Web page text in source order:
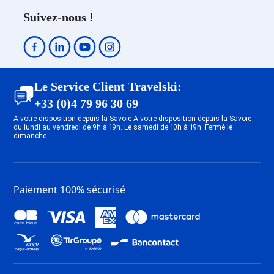
Location Plan Peisey
Location Plagne - Belle Plagne
Location Plagne Bellecôte
Location Plagne Villages
Location Plagne Soleil
Location Plagne Centre
Location Plagne - Montchavin
Vanoise
Location Les Arcs 1950
Location Les Arcs 1600
Suivez-nous !
Le Service Client Travelski:
+33 (0)4 79 96 30 69
A votre disposition depuis la Savoie A votre disposition depuis la Savoie
du lundi au vendredi de 9h à 19h. Le samedi de 10h à 19h. Fermé le
dimanche.
Paiement 100% sécurisé